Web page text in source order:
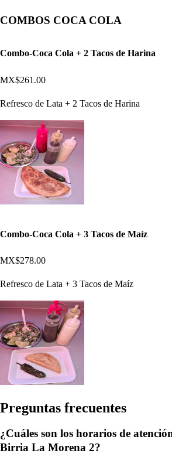
COMBOS COCA COLA
Combo-Coca Cola + 2 Tacos de Harina
MX$261.00
Refresco de Lata + 2 Tacos de Harina
Combo-Coca Cola + 3 Tacos de Maíz
MX$278.00
Refresco de Lata + 3 Tacos de Maíz
Preguntas frecuentes
¿Cuáles son los horarios de
Birria La Morena 2?